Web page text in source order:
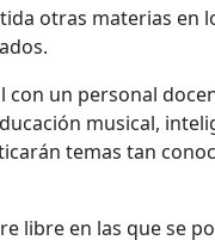
otras materias en
un personal
musical,
temas tan
libre en las que se